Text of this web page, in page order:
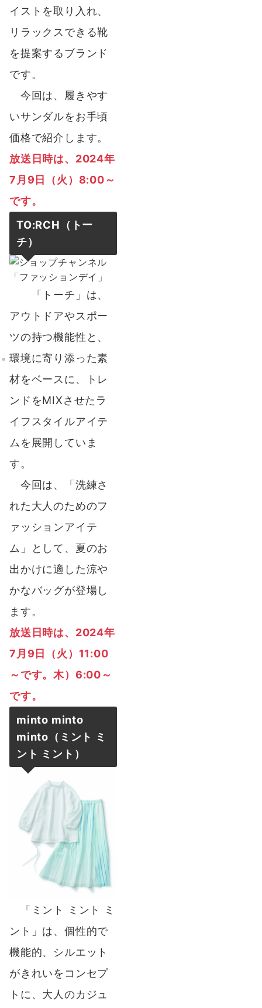
イストを取り入れ、
リラックスできる靴
を提案するブランド
です。
今回は、履きやす
いサンダルをお手頃
価格で紹介します。
放送日時は、2024年
7月9日（火）8:00～
です。
TO:RCH（トー
チ）
「トーチ」は、
アウトドアやスポー
ツの持つ機能性と、
環境に寄り添った素
材をベースに、トレ
ンドをMIXさせたラ
イフスタイルアイテ
ムを展開していま
す。
今回は、「洗練さ
れた大人のためのフ
ァッションアイテ
ム」として、夏のお
出かけに適した涼や
かなバッグが登場し
ます。
放送日時は、2024年
7月9日（火）11:00
～です。木）6:00～
です。
minto minto
minto（ミント ミ
ント ミント）
「ミント ミント ミ
ント」は、個性的で
機能的、シルエット
がきれいをコンセプ
トに、大人のカジュ